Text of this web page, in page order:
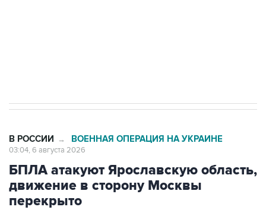
В РОССИИ → ВОЕННАЯ ОПЕРАЦИЯ НА УКРАИНЕ
03:04, 6 августа 2026
БПЛА атакуют Ярославскую область,
движение в сторону Москвы
перекрыто